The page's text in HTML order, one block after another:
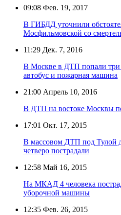
09:08 Фев. 19, 2017
В ГИБДД уточнили
Мосфильмовской со
11:29 Дек. 7, 2016
В Москве в ДТП попали три
автобус и пожарная машина
21:00 Апрель 10, 2016
В ДТП на востоке Москвы
17:01 Окт. 17, 2015
В массовом ДТП под Тулой
четверо пострадали
12:58 Май 16, 2015
На МКАД 4 человека
уборочной машины
12:35 Фев. 26, 2015